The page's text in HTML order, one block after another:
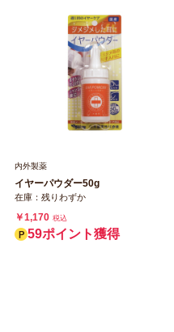
内外製薬
イヤーパウダー50g
在庫：残りわずか
￥1,170 税込
59ポイント獲得